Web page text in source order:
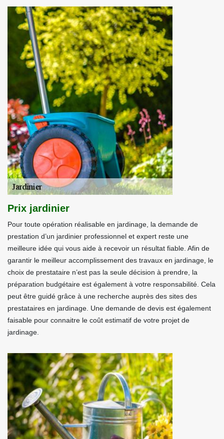
Prix jardinier
Pour toute opération réalisable en jardinage, la demande de
prestation d’un jardinier professionnel et expert reste une
meilleure idée qui vous aide à recevoir un résultat fiable. Afin de
garantir le meilleur accomplissement des travaux en jardinage, le
choix de prestataire n’est pas la seule décision à prendre, la
préparation budgétaire est également à votre responsabilité. Cela
peut être guidé grâce à une recherche auprès des sites des
prestataires en jardinage. Une demande de devis est également
faisable pour connaitre le coût estimatif de votre projet de
jardinage.